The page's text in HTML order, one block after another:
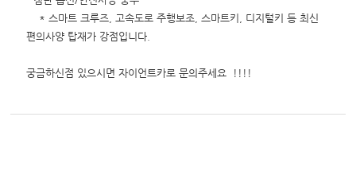
* 스마트 크루즈, 고속도로 주행보조, 스마트키, 디지털키 등 최신
편의사양 탑재가 강점입니다.
궁금하신점 있으시면 자이언트카로 문의주세요 !!!!